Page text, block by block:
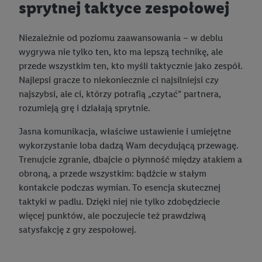
sprytnej taktyce zespołowej
Niezależnie od poziomu zaawansowania – w deblu
wygrywa nie tylko ten, kto ma lepszą technikę, ale
przede wszystkim ten, kto myśli taktycznie jako zespół.
Najlepsi gracze to niekoniecznie ci najsilniejsi czy
najszybsi, ale ci, którzy potrafią „czytać” partnera,
rozumieją grę i działają sprytnie.
Jasna komunikacja, właściwe ustawienie i umiejętne
wykorzystanie loba dadzą Wam decydującą przewagę.
Trenujcie zgranie, dbajcie o płynność między atakiem a
obroną, a przede wszystkim: bądźcie w stałym
kontakcie podczas wymian. To esencja skutecznej
taktyki w padlu. Dzięki niej nie tylko zdobędziecie
więcej punktów, ale poczujecie też prawdziwą
satysfakcję z gry zespołowej.
Użytkownik upoważnia również firmę Utiq oraz operatora
sieci
telekomunikacyjnej
do korzystania z technologii Utiq w
usługach Lidl. Utiq najpierw sprawdzi, czy technologia jest
dostępna dla użytkownika przy użyciu jego adresu IP. Jeśli
tak, Utiq udostępni adres IP użytkownika operatorowi sieci,
który utworzy identyfikator dla Utiq przy użyciu adresu IP i
numeru referencyjnego konta klienta, takiego jak numer
telefonu komórkowego. Identyfikator ten zostanie
informacji o sposobie korzystania przez niego z usług Lidl. W
szczególności technologia ta może być również
wykorzystywana do rozpoznawania użytkownika w usługach
obsługiwanych przez podmioty trzecie, abyśmy mogli
wyświetlać mu tam spersonalizowane reklamy. Zgodę na
korzystanie z technologii Utiq można wycofać w dowolnym
momencie za pośrednictwem portalu ochronydanych Utiq
("consenthub") lub poprzez "Dostosuj"/"Korzystanie z